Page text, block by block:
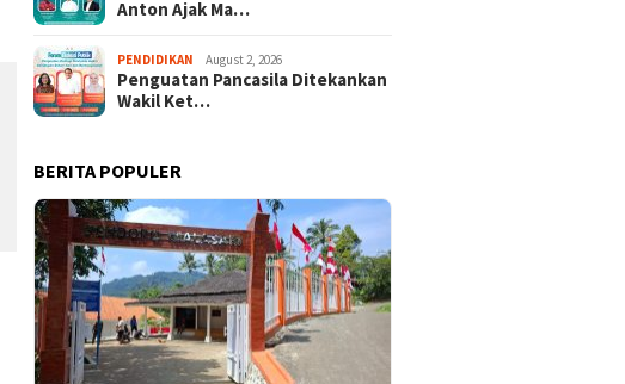
Anton Ajak Ma…
PENDIDIKAN August 2, 2026
Penguatan Pancasila Ditekankan
Wakil Ket…
BERITA POPULER